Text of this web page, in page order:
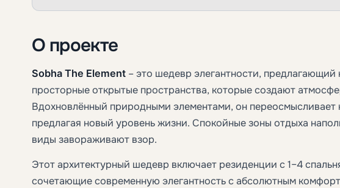
О проекте
Sobha The Element – это шедевр элегантности,
просторные открытые пространства, которые создают
Вдохновлённый природными элементами, он
предлагая новый уровень жизни. Спокойные зоны отдыха
виды завораживают взор.
Этот архитектурный шедевр включает резиденции с 1–4
сочетающие современную элегантность с абсолютным